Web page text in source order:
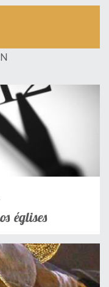
églises